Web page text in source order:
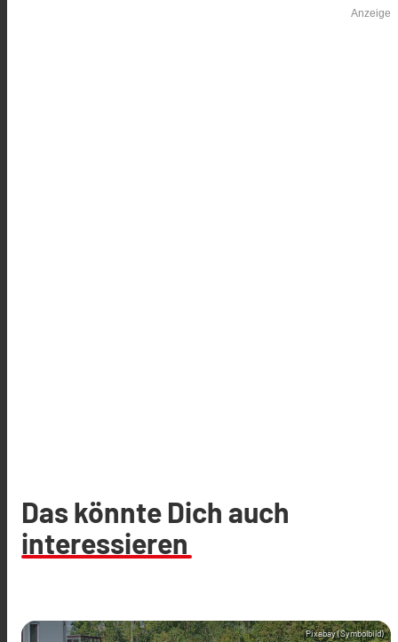
Anzeige
Das könnte Dich auch
interessieren
Pixabay (Symbolbild)